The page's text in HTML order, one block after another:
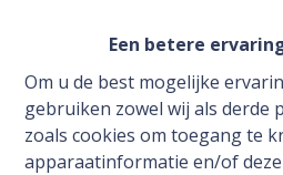
Een betere
Om u de best mogelijke
gebruiken zowel wij als derde
zoals cookies om toegang te
apparaatinformatie en/of